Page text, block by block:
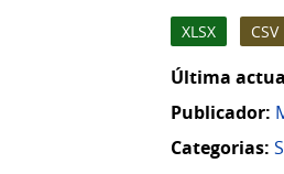
XLSX CSV
Última
Publicador:
Categorias: